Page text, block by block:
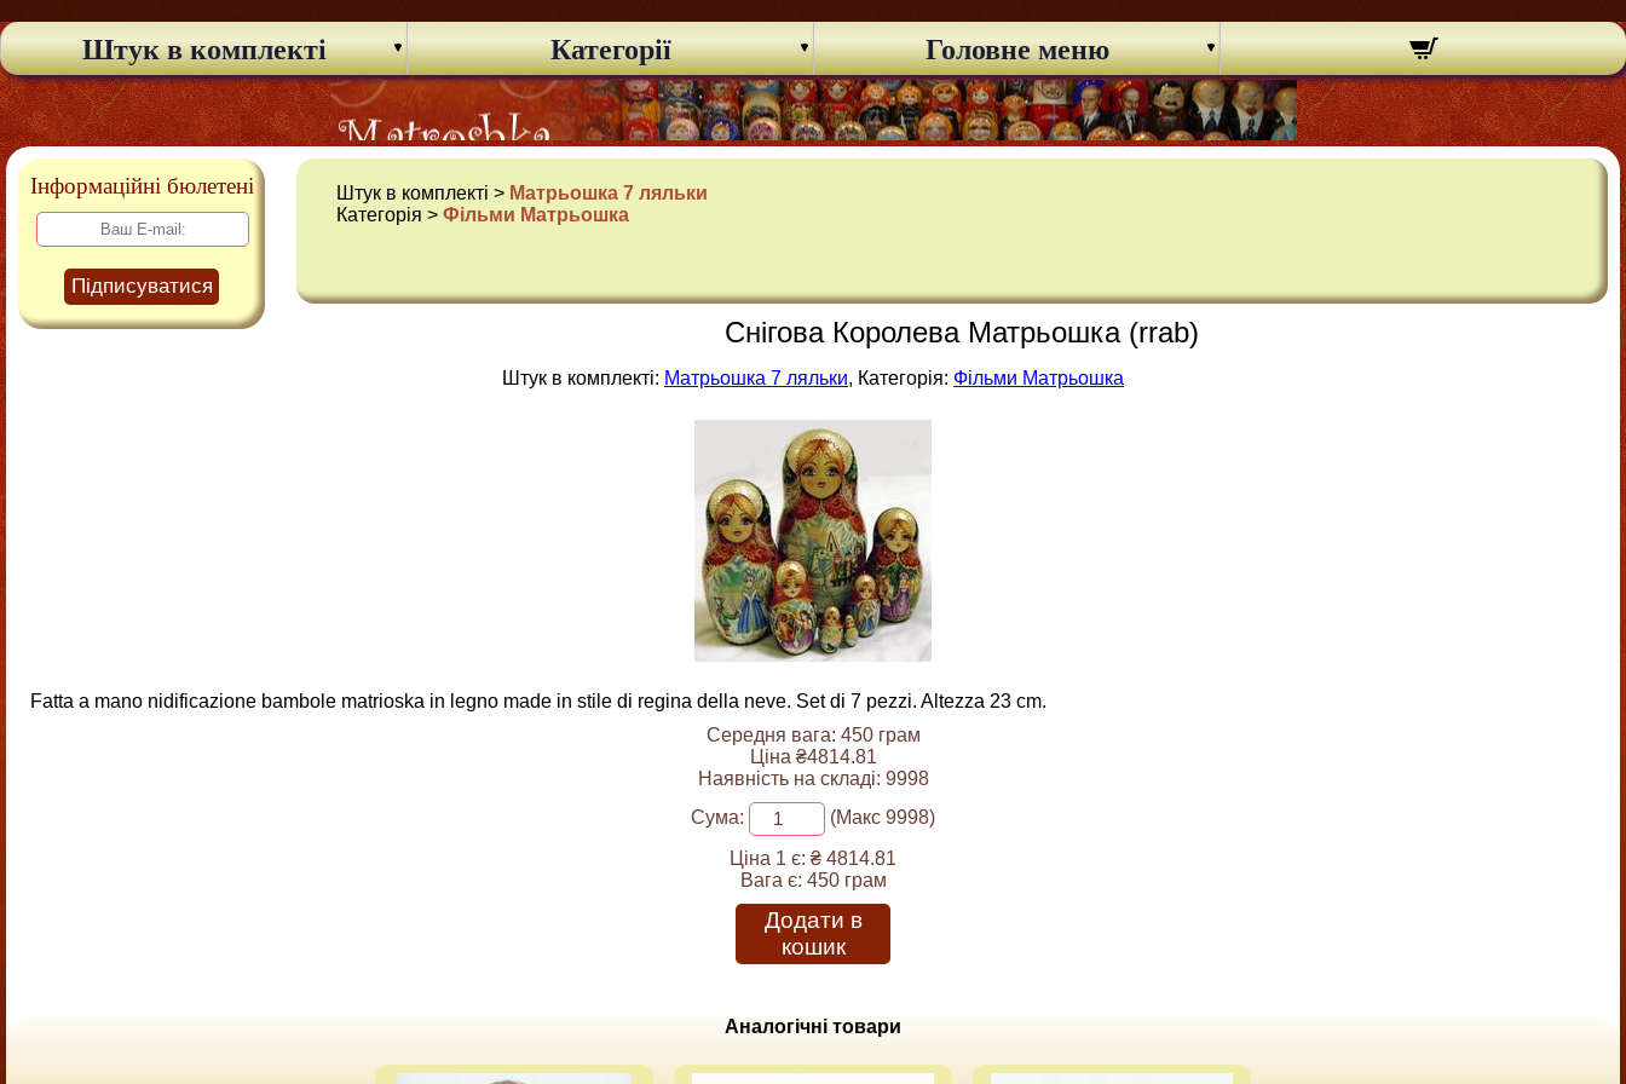
Штук в комплекті Категорії Головне меню
Інформаційні бюлетені
Підписуватися
Штук в комплекті > Матрьошка 7 ляльки
Категорія >Фільми Матрьошка
Снігова Королева Матрьошка (rrab)
Штук в комплекті: Матрьошка 7 ляльки, Категорія: Фільми Матрьошка
Fatta a mano nidificazione bambole matrioska in legno made in stile di regina della neve. Set di 7 pezzi. Altezza 23 cm.
Середня вага: 450 грам
Ціна ₴4814.81
Наявність на складі: 9998
Сума:
(Макс 9998)
Ціна 1 є: ₴ 4814.81
Вага є: 450 грам
Додати в
кошик
Аналогічні товари